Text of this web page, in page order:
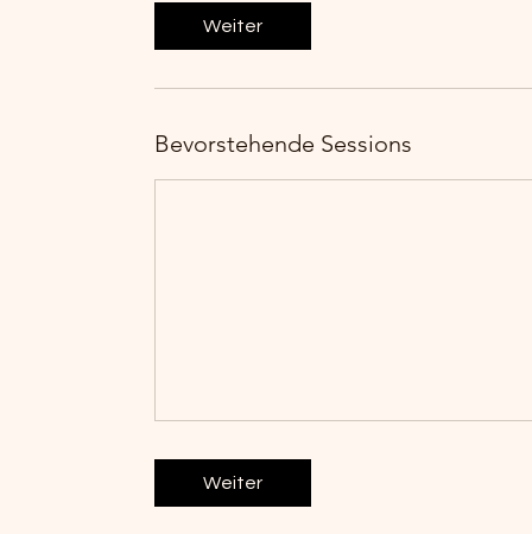
d
Weiter
Bevorstehende Sessions
Weiter